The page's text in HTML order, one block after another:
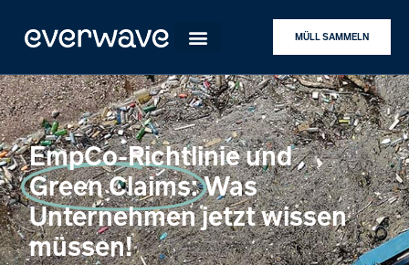
MÜLL SAMMELN
EmpCo-Richtlinie und
Green Claims:Was
Unternehmen jetzt wissen
müssen!